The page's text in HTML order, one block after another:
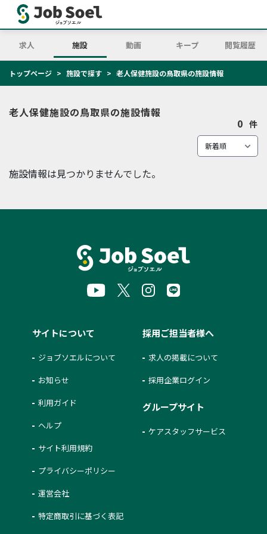
求人 施設 動画 キープ 閲覧履歴
トップページ 施設で探す 老人保健施設の鳥取県の施設情報
老人保健施設の鳥取県の施設情報
0 件
施設情報は見つかりませんでした。
サイトについて
ジョブソエルについて
お知らせ
利用ガイド
ヘルプ
サイト利用規約
プライバシーポリシー
運営会社
特定商取引に基づく表記
採用ご担当者様へ
求人の掲載について
採用企業ログイン
グループサイト
ケアスタッフサービス